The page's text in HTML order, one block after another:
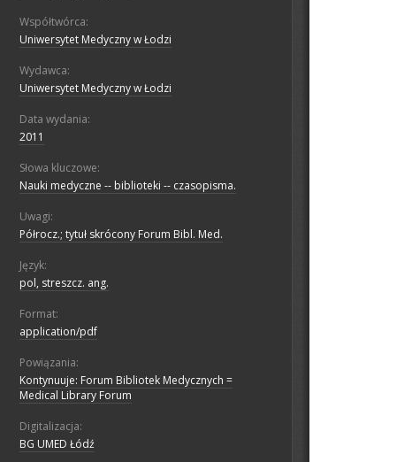
Współtwórca:
Uniwersytet Medyczny w Łodzi
Wydawca:
Uniwersytet Medyczny w Łodzi
Data wydania:
2011
Słowa kluczowe:
Nauki medyczne -- biblioteki -- czasopisma.
Uwagi:
Półrocz.; tytuł skrócony Forum Bibl. Med.
Język:
pol, streszcz. ang.
Format:
application/pdf
Powiązania:
Kontynuuje: Forum Bibliotek Medycznych =
Medical Library Forum
Digitalizacja:
BG UMED Łódź